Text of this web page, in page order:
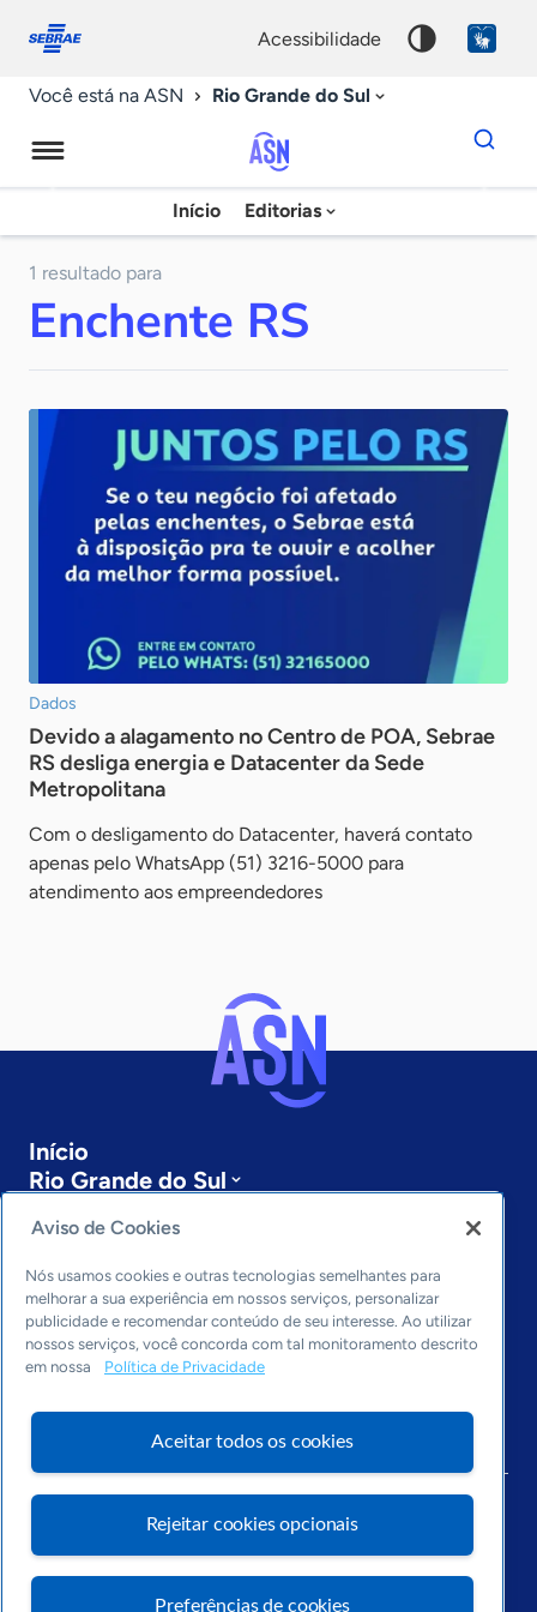
conosco
acessibilidade
Você está na ASN Rio Grande do Sul
Agência
Sebrae
Notícias
Início Editorias
Dados
para
chave
1 resultado para
Enchente RS
Dados
Devido a alagamento no Centro de POA, Sebrae
RS desliga energia e Datacenter da Sede
Metropolitana
Com o desligamento do Datacenter, haverá contato
apenas pelo WhatsApp (51) 3216-5000 para
atendimento aos empreendedores
Início
Rio Grande do Sul
Últimas notícias
Entre em contato
Editorias
Economia & Política
Inovação & Tecnologia
Aviso de Cookies
Nós usamos cookies e outras tecnologias semelhantes para
melhorar a sua experiência em nossos serviços, personalizar
publicidade e recomendar conteúdo de seu interesse. Ao utilizar
nossos serviços, você concorda com tal monitoramento descrito
em nossa
Política de Privacidade
Aceitar todos os cookies
Rejeitar cookies opcionais
Preferências de cookies